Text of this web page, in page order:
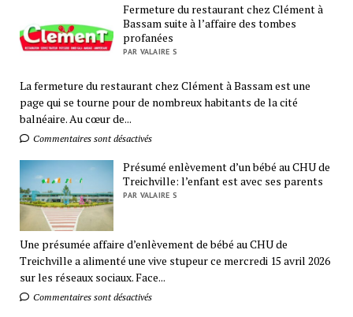
Fermeture du restaurant chez Clément à
Bassam suite à l’affaire des tombes
profanées
PAR VALAIRE S
La fermeture du restaurant chez Clément à Bassam est une
page qui se tourne pour de nombreux habitants de la cité
balnéaire. Au cœur de...
Commentaires sont désactivés
Présumé enlèvement d’un bébé au CHU de
Treichville: l’enfant est avec ses parents
PAR VALAIRE S
Une présumée affaire d’enlèvement de bébé au CHU de
Treichville a alimenté une vive stupeur ce mercredi 15 avril 2026
sur les réseaux sociaux. Face...
Commentaires sont désactivés